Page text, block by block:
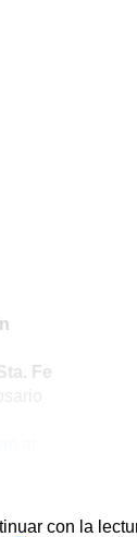
Fe
con la